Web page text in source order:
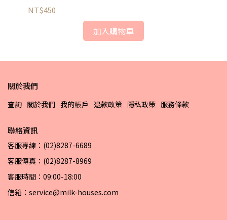
NT$450
加入購物車
關於我們
查詢 關於我們 我的帳戶 退款政策 隱私政策 服務條款
聯絡資訊
客服專線：(02)8287-6689
客服傳真：(02)8287-8969
客服時間：09:00-18:00
信箱：service@milk-houses.com